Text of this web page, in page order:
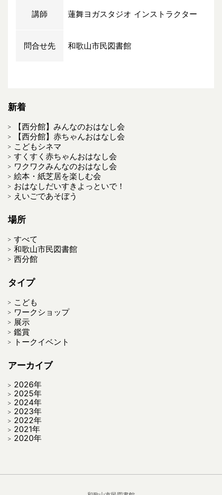
講師 蓮舞ヨガスタジオ インストラクター
問合せ先 和歌山市民図書館
新着
【西分館】みんなのおはなし会
【西分館】赤ちゃんおはなし会
こどもシネマ
すくすく赤ちゃんおはなし会
ワクワクみんなのおはなし会
絵本・紙芝居を楽しむ会
おはなしだいすきよっといで！
えいごであそぼう
場所
すべて
和歌山市民図書館
西分館
タイプ
こども
ワークショップ
展示
鑑賞
トークイベント
アーカイブ
2026年
2025年
2024年
2023年
2022年
2021年
2020年